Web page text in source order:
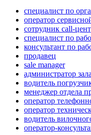
специалист по
оператор
сотрудник call-
специалист по
консультант по
продавец
sale manager
администратор зала
водитель
менеджер отдела
оператор
оператор
водитель
оператор-